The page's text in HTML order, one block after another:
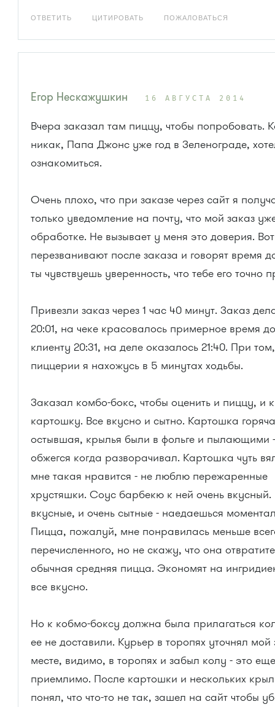
ОТВЕТИТЬ ЦИТИРОВАТЬ ПОЖАЛОВАТЬСЯ
Егор Нескажушкин 16 АВГУСТА 2014
Вчера заказал там пиццу, чтобы попробовать.
никак, Папа Джонс уже год в Зеленограде,
ознакомиться.
Очень плохо, что при заказе через сайт я
только уведомление на почту, что мой заказ
обработке. Не вызывает у меня это доверия.
перезванивают после заказа и говорят время
ты чувствуешь уверенность, что тебе его точно
Привезли заказ через 1 час 40 минут. Заказ
20:01, на чеке красовалось примерное время
клиенту 20:31, на деле оказалось 21:40. При
пиццерии я нахожусь в 5 минутах ходьбы.
Заказал комбо-бокс, чтобы оценить и пиццу, и
картошку. Все вкусно и сытно. Картошка
остывшая, крылья были в фольге и пылающими -
обжегся когда разворачивал. Картошка чуть
мне такая нравится - не люблю пережаренные
хрустяшки. Соус барбекю к ней очень вкусный.
вкусные, и очень сытные - наедаешься
Пицца, пожалуй, мне понравилась меньше
перечисленного, но не скажу, что она
обычная средняя пицца. Экономят на
все вкусно.
Но к кобмо-боксу должна была прилагаться
ее не доставили. Курьер в торопях уточнял мой
месте, видимо, в торопях и забыл колу - это
приемлимо. После картошки и нескольких
понял, что что-то не так, зашел на сайт чтобы